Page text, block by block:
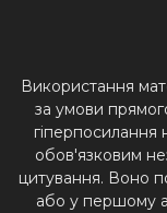
Використання
за умови
гіперпосилання
обов'язковим
цитування. Воно
або у першому